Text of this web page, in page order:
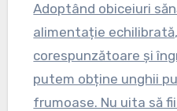
Adoptând obiceiuri
alimentație
corespunzătoare și
putem obține unghii
frumoase. Nu uita să